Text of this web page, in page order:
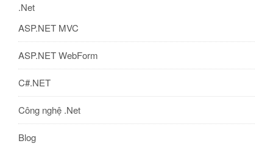
.Net
ASP.NET MVC
ASP.NET WebForm
C#.NET
Công nghệ .Net
Blog